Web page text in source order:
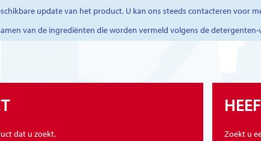
update van het product. U kan ons steeds contacteren voor
van de ingrediënten die worden vermeld volgens de
dat u zoekt.
Zoekt u